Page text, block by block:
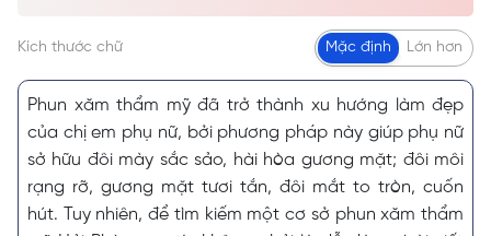
Kích thước chữ Mặc định Lớn hơn
Phun xăm thẩm mỹ đã trở thành xu hướng làm đẹp
của chị em phụ nữ, bởi phương pháp này giúp phụ nữ
sở hữu đôi mày sắc sảo, hài hòa gương mặt; đôi môi
rạng rỡ, gương mặt tươi tắn, đôi mắt to tròn, cuốn
hút. Tuy nhiên, để tìm kiếm một cơ sở phun xăm thẩm